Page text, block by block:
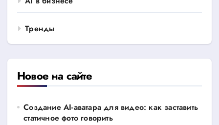
Тренды
Новое на сайте
Создание AI-аватара для видео: как заставить
статичное фото говорить